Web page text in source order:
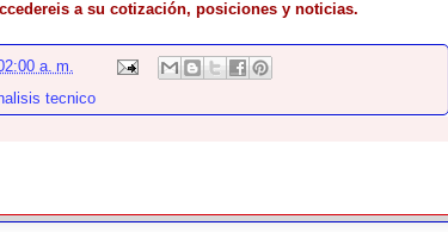
a su cotización, posiciones y noticias.
a. m.
tecnico